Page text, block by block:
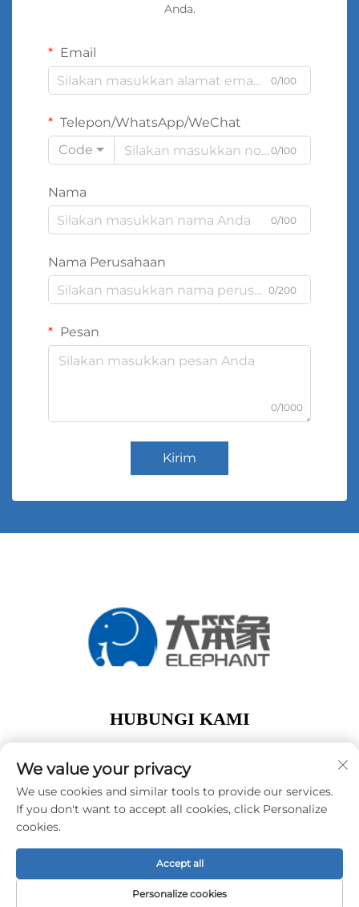
Anda.
Email
0/100
Telepon/WhatsApp/WeChat
Code
0/100
Nama
0/100
Nama Perusahaan
0/200
Pesan
0/1000
Kirim
HUBUNGI KAMI
Jalan Dalong Guangzhou Guangdong Tiongkok
Telp:+86-15119752340
E-Mail:[email protected]
Hak Cipta © Guangzhou Elephant Digital Technology
Co., Ltd. -Kebijakan Privasi
We value your privacy
We use cookies and similar tools to provide our services.
If you don't want to accept all cookies, click Personalize
cookies.
Personalize cookies
Accept all